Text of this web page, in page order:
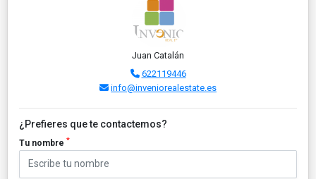
Juan Catalán
622119446
info@inveniorealestate.es
¿Prefieres que te contactemos?
Tu nombre *